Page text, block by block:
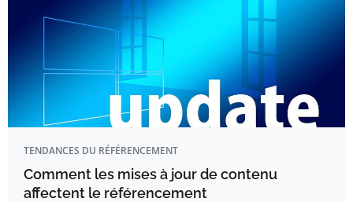
TENDANCES DU RÉFÉRENCEMENT
Comment les mises à jour de contenu
affectent le référencement